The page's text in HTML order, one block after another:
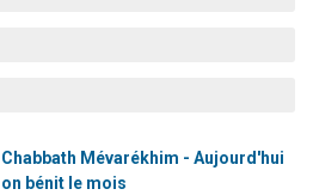
29 personnes viennent de demander une bénédiction
Chabbath Mévarékhim - Aujourd'hui
on bénit le mois